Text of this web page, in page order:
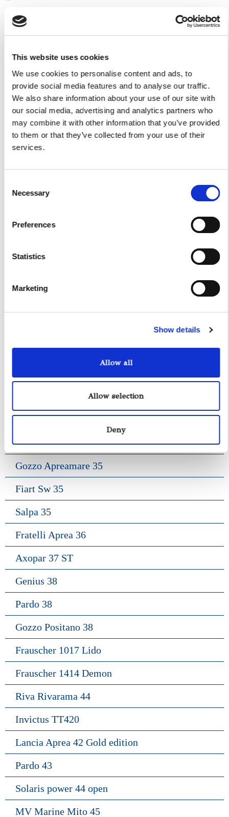
This website uses cookies
We use cookies to personalise content and ads, to
provide social media features and to analyse our traffic.
We also share information about your use of our site with
our social media, advertising and analytics partners who
may combine it with other information that you’ve provided
to them or that they’ve collected from your use of their
services.
Selection
Necessary
Preferences
Statistics
Marketing
Show details
Allow all
Allow selection
Deny
Coppa America 2027
Tour in Auto
Trasferimenti in Auto
Altri servizi
Soggiorno
Noleggio Elicottero
Accetto le condizioni per il trattamento dei dati,
specificate nell´informativa sulla privacy [
Servizio Tender per yacht
Gozzo Jeranto 9
Gozzo Apreamare 11
Gozzo Apreamare 35
Fiart Sw 35
Salpa 35
Fratelli Aprea 36
Axopar 37 ST
Genius 38
Pardo 38
Gozzo Positano 38
Frauscher 1017 Lido
Frauscher 1414 Demon
Riva Rivarama 44
Invictus TT420
Lancia Aprea 42 Gold edition
Pardo 43
Solaris power 44 open
MV Marine Mito 45